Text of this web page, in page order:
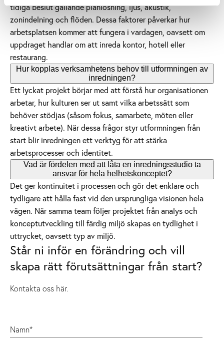
tidiga beslut gällande planlösning, ljus, akustik,
zonindelning och flöden. Dessa faktorer påverkar hur
arbetsplatsen kommer att fungera i vardagen, oavsett om
uppdraget handlar om att inreda kontor, hotell eller
restaurang.
Hur kopplas verksamhetens behov till utformningen av
inredningen?
Ett lyckat projekt börjar med att förstå hur organisationen
arbetar, hur kulturen ser ut samt vilka arbetssätt som
behöver stödjas (såsom fokus, samarbete, möten eller
kreativt arbete). När dessa frågor styr utformningen från
start blir inredningen ett verktyg för att stärka
arbetsprocesser och identitet.
Vad är fördelen med att låta en inredningsstudio ta
ansvar för hela helhetskonceptet?
Det ger kontinuitet i processen och gör det enklare och
tydligare att hålla fast vid den ursprungliga visionen hela
vägen. När samma team följer projektet från analys och
konceptutveckling till färdig miljö skapas en tydlighet i
uttrycket, oavsett typ av miljö.
Står ni inför en förändring och vill
skapa rätt förutsättningar från start?
Kontakta oss här.
Namn*